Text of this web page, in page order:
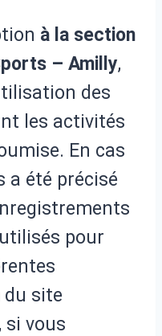
à la section
– Amilly,
des
les activités
En cas
a été précisé
pour
site
si vous